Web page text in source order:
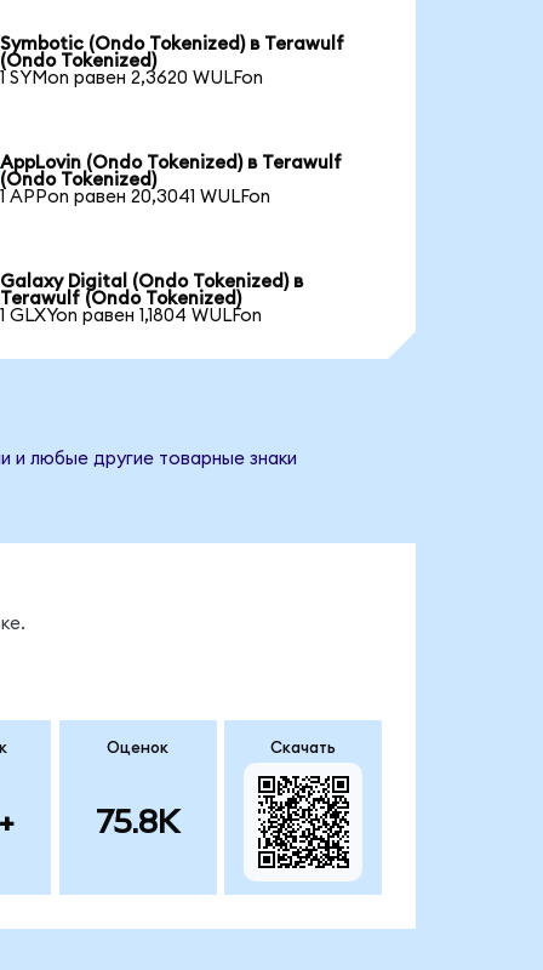
Symbotic (Ondo Tokenized) в Terawulf
(Ondo Tokenized)
1 SYMon равен 2,3620 WULFon
AppLovin (Ondo Tokenized) в Terawulf
(Ondo Tokenized)
1 APPon равен 20,3041 WULFon
Galaxy Digital (Ondo Tokenized) в
Terawulf (Ondo Tokenized)
1 GLXYon равен 1,1804 WULFon
и любые другие товарные знаки
Оценок
75.8K
Скачать